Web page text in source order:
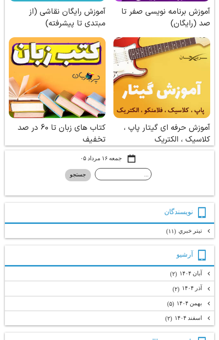
جمعه ۱۶ مرداد ۰۵
نويسندگان
تيتر خبري (۱۱)
آرشيو
آبان ۱۴۰۴ (۲)
آذر ۱۴۰۴ (۲)
بهمن ۱۴۰۴ (۵)
اسفند ۱۴۰۴ (۲)